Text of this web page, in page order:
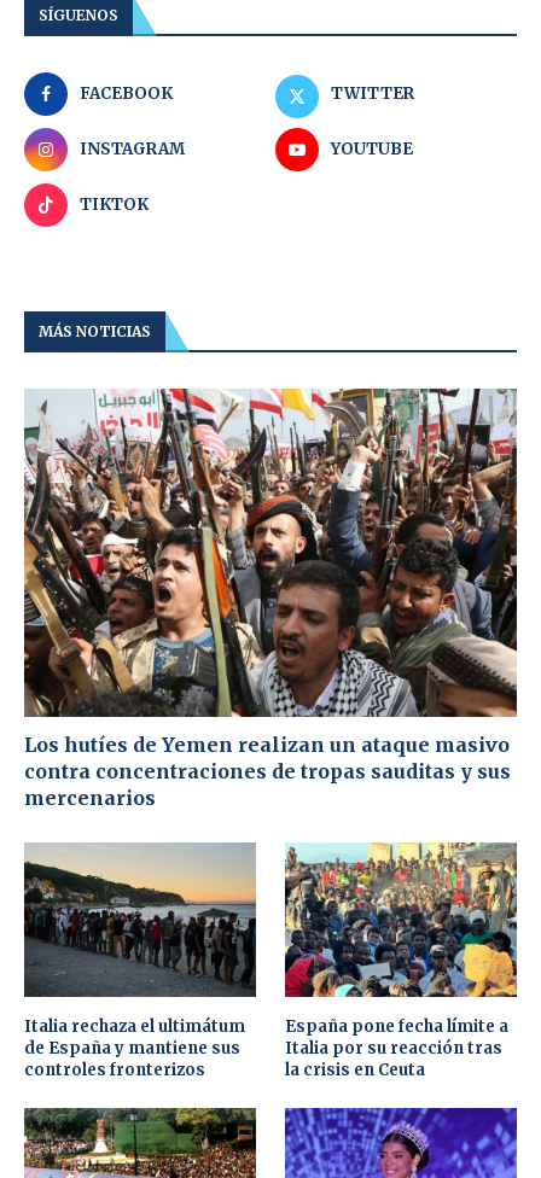
SÍGUENOS
FACEBOOK TWITTER
INSTAGRAM YOUTUBE
TIKTOK
MÁS NOTICIAS
Los hutíes de Yemen realizan un ataque masivo
contra concentraciones de tropas sauditas y sus
mercenarios
Italia rechaza el ultimátum
de España y mantiene sus
controles fronterizos
España pone fecha límite a
Italia por su reacción tras
la crisis en Ceuta